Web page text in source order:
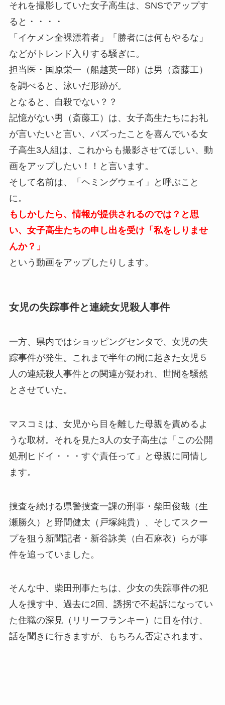
それを撮影していた女子高生は、SNSでアップす
ると・・・・
「イケメン全裸漂着者」「勝者には何もやるな」
などがトレンド入りする騒ぎに。
担当医・国原栄一（船越英一郎）は男（斎藤工）
を調べると、泳いだ形跡が。
となると、自殺でない？？
記憶がない男（斎藤工）は、女子高生たちにお礼
が言いたいと言い、バズったことを喜んでいる女
子高生3人組は、これからも撮影させてほしい、動
画をアップしたい！！と言います。
そして名前は、「ヘミングウェイ」と呼ぶこと
に。
もしかしたら、情報が提供されるのでは？と思
い、女子高生たちの申し出を受け「私をしりませ
んか？」
という動画をアップしたりします。
女児の失踪事件と連続女児殺人事件
一方、県内ではショッピングセンタで、女児の失
踪事件が発生。これまで半年の間に起きた女児５
人の連続殺人事件との関連が疑われ、世間を騒然
とさせていた。
マスコミは、女児から目を離した母親を責めるよ
うな取材。それを見た3人の女子高生は「この公開
処刑ヒドイ・・・すぐ責任って」と母親に同情し
ます。
捜査を続ける県警捜査一課の刑事・柴田俊哉（生
瀬勝久）と野間健太（戸塚純貴）、そしてスクー
プを狙う新聞記者・新谷詠美（白石麻衣）らが事
件を追っていました。
そんな中、柴田刑事たちは、少女の失踪事件の犯
人を捜す中、過去に2回、誘拐で不起訴になってい
た住職の深見（リリーフランキー）に目を付け、
話を聞きに行きますが、もちろん否定されます。